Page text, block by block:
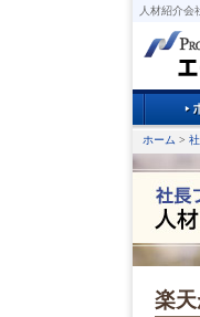
人材紹介会
ホーム >
楽